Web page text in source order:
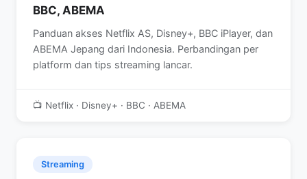
BBC, ABEMA
Panduan akses Netflix AS, Disney+, BBC iPlayer, dan
ABEMA Jepang dari Indonesia. Perbandingan per
platform dan tips streaming lancar.
📺 Netflix · Disney+ · BBC · ABEMA
Streaming